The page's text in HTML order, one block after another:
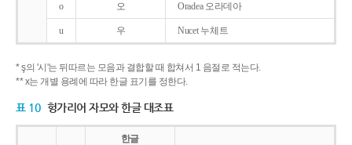
o 오 Oradea 오라데아
u 우 Nucet 누체트
* ş의 '시'는 뒤따르는 모음과 결합할 때 합쳐서 1 음절로 적는다.
** x는 개별 용례에 따라 한글 표기를 정한다.
표 10 헝가리어 자모와 한글 대조표
한글